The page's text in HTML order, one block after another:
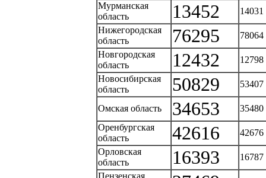
Мурманская
область
13452
14031
Нижегородская
область
76295
78064
Новгородская
область
12432
12798
Новосибирская
область
50829 53407
Омская область 34653
35480
Оренбургская
область
42616
42676
Орловская
область
16393
16787
Пензенская